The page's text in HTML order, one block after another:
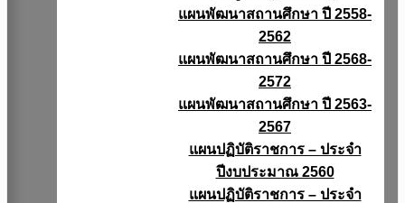
แผนพัฒนาสถานศึกษา ปี 2558-
2562
แผนพัฒนาสถานศึกษา ปี 2568-
2572
แผนพัฒนาสถานศึกษา ปี 2563-
2567
แผนปฏิบัติราชการ – ประจำ
ปีงบประมาณ 2560
แผนปฏิบัติราชการ – ประจำ